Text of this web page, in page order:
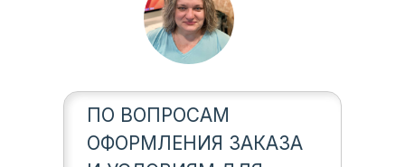
ПО ВОПРОСАМ
ОФОРМЛЕНИЯ ЗАКАЗА